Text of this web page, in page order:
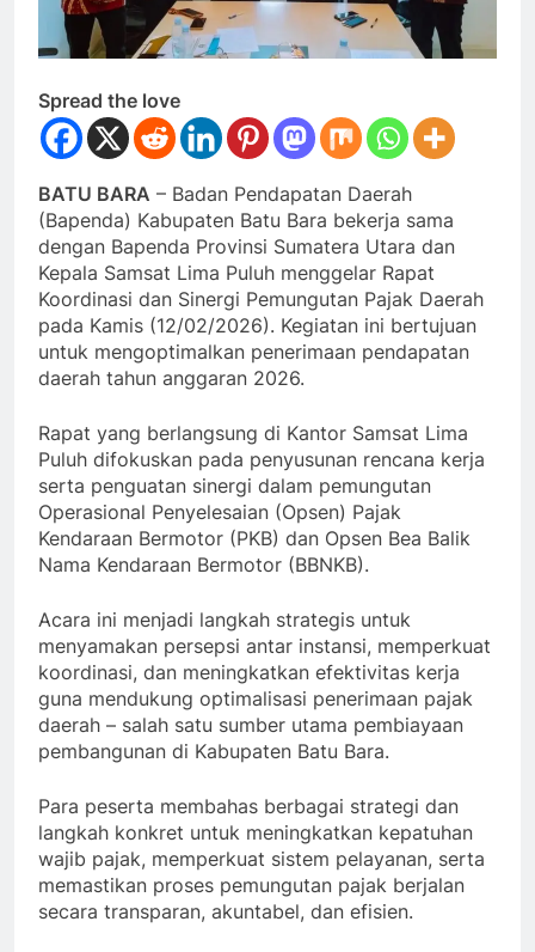
Spread the love
BATU BARA – Badan Pendapatan Daerah
(Bapenda) Kabupaten Batu Bara bekerja sama
dengan Bapenda Provinsi Sumatera Utara dan
Kepala Samsat Lima Puluh menggelar Rapat
Koordinasi dan Sinergi Pemungutan Pajak Daerah
pada Kamis (12/02/2026). Kegiatan ini bertujuan
untuk mengoptimalkan penerimaan pendapatan
daerah tahun anggaran 2026.
Rapat yang berlangsung di Kantor Samsat Lima
Puluh difokuskan pada penyusunan rencana kerja
serta penguatan sinergi dalam pemungutan
Operasional Penyelesaian (Opsen) Pajak
Kendaraan Bermotor (PKB) dan Opsen Bea Balik
Nama Kendaraan Bermotor (BBNKB).
Acara ini menjadi langkah strategis untuk
menyamakan persepsi antar instansi, memperkuat
koordinasi, dan meningkatkan efektivitas kerja
guna mendukung optimalisasi penerimaan pajak
daerah – salah satu sumber utama pembiayaan
pembangunan di Kabupaten Batu Bara.
Para peserta membahas berbagai strategi dan
langkah konkret untuk meningkatkan kepatuhan
wajib pajak, memperkuat sistem pelayanan, serta
memastikan proses pemungutan pajak berjalan
secara transparan, akuntabel, dan efisien.